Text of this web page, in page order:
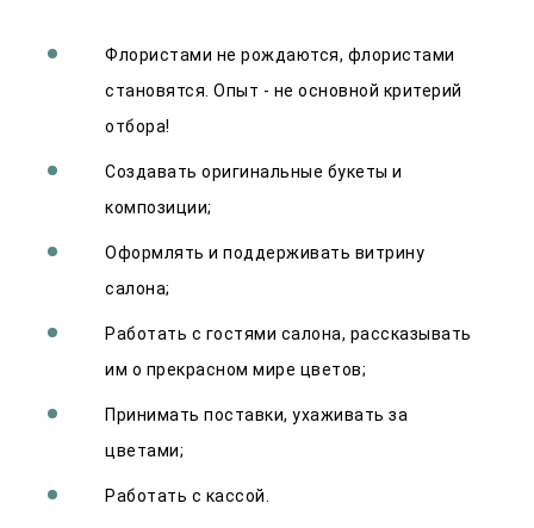
Флористами не рождаются, флористами
становятся. Опыт - не основной критерий
отбора!
Создавать оригинальные букеты и
композиции;
Оформлять и поддерживать витрину
салона;
Работать с гостями салона, рассказывать
им о прекрасном мире цветов;
Принимать поставки, ухаживать за
цветами;
Работать с кассой.